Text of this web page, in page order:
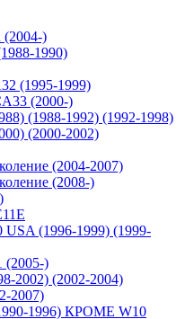
(2004-)
1990)
(1995-1999)
(2000-)
(1988-1992) (1992-1998)
(2000-2002)
(2004-2007)
(2008-)
USA (1996-1999) (1999-
(2005-)
2002) (2002-2004)
2007)
1996) КРОМЕ W10